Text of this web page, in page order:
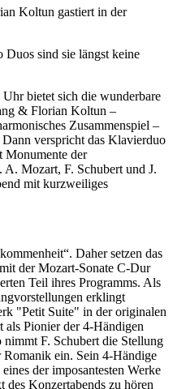
Koltun gastiert in der
Duos sind sie längst keine
bietet sich die wunderbare
& Florian Koltun –
Zusammenspiel –
verspricht das Klavierduo
Monumente der
Mozart, F. Schubert und J.
mit kurzweiliges
Daher setzen das
der Mozart-Sonate C-Dur
Teil ihres Programms. Als
erklingt
"Petit Suite" in der originalen
als Pionier der 4-Händigen
nimmt F. Schubert die Stellung
Romanik ein. Sein 4-Händige
der imposantesten Werke
Konzertabends zu hören